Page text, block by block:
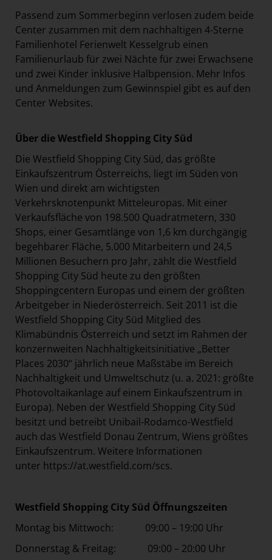
Passend zum Sommerbeginn verlosen zudem beide
Center zusammen mit dem nachhaltigen 4-Sterne
Familienhotel Ferienwelt Kesselgrub einen
Familienurlaub für zwei Nächte für zwei Erwachsene
und zwei Kinder inklusive Halbpension. Mehr Infos
und Anmeldungen zum Gewinnspiel gibt es auf den
Center Websites.
Über die Westfield Shopping City Süd
Die Westfield Shopping City Süd, das größte
Einkaufszentrum Österreichs, liegt im Süden von
Wien und direkt am wichtigsten
Verkehrsknotenpunkt Mitteleuropas. Mit einer
Verkaufsfläche von 198.500 Quadratmetern, 330
Shops, einer Gesamtlänge von 1,6 km durchgängig
begehbarer Fläche, 5.000 Mitarbeitern und 24,5
Millionen Besuchern pro Jahr, zählt die Westfield
Shopping City Süd heute zu den größten
Shoppingcentern Europas und einem der größten
Arbeitgeber in Niederösterreich. Seit 2011 ist die
Westfield Shopping City Süd Mitglied des
Klimabündnis Österreich und setzt im Rahmen der
konzernweiten Nachhaltigkeitsinitiative „Better
Places 2030“ jährlich neue Maßstäbe im Bereich
Nachhaltigkeit und Umweltschutz (u. a. 2021: größte
Photovoltaikanlage auf einem Einkaufszentrum in
Europa). Neben der Westfield Shopping City Süd
besitzt und betreibt Unibail-Rodamco-Westfield
auch das Westfield Donau Zentrum, Wiens größtes
Einkaufszentrum. Weitere Informationen
unter https://at.westfield.com/scs.
Westfield Shopping City Süd Öffnungszeiten
Montag bis Mittwoch: 09:00 – 19:00 Uhr
Donnerstag & Freitag: 09:00 – 20:00 Uhr